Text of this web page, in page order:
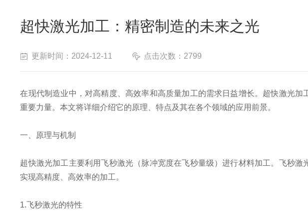
超快激光加工：精密制造的未来之光
更新时间：2024-12-11 点击次数：2799
在现代制造业中，对高精度、高效率和高质量加工的需求日益增长。超快激光
重要力量。本文将详细介绍它的原理、特点及其在各个领域的应用前景。
一、原理与机制
超快激光加工主要利用飞秒激光（脉冲宽度在飞秒量级）进行材料加工。飞秒
实现高精度、高效率的加工。
1.飞秒激光的特性